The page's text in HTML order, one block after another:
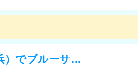
）でブルーサ…